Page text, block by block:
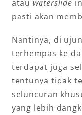
atau waterslide
pasti akan
Nantinya, di
terhempas ke
terdapat juga
tentunya tidak
seluncuran
yang lebih